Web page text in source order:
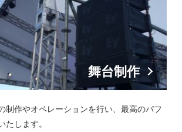
舞台制作
制作やオペレーションを行い、最高のパフ
たします。